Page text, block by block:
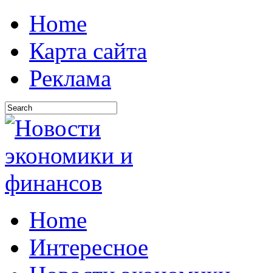
Home
Карта сайта
Реклама
Home
Интересное